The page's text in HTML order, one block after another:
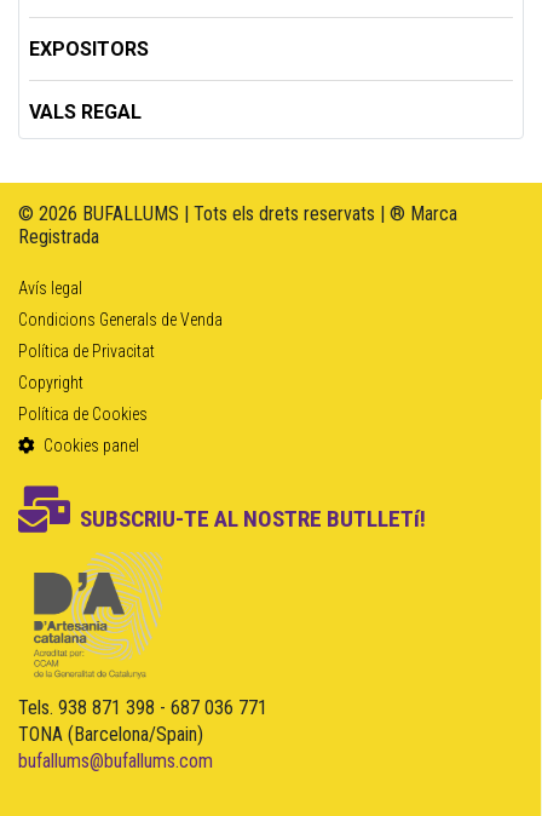
EXPOSITORS
VALS REGAL
© 2026 BUFALLUMS | Tots els drets reservats | ® Marca
Registrada
Avís legal
Condicions Generals de Venda
Política de Privacitat
Copyright
Política de Cookies
Cookies panel
SUBSCRIU-TE AL NOSTRE BUTLLETí!
Tels. 938 871 398 - 687 036 771
TONA (Barcelona/Spain)
bufallums@bufallums.com